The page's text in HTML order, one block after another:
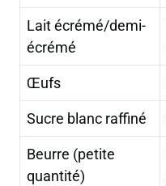
Lait écrémé/demi-
écrémé
Œufs
Sucre blanc raffiné
Beurre (petite
quantité)